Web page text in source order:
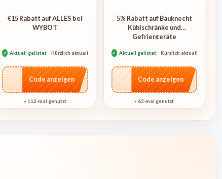
€15 Rabatt auf ALLES bei
WYBOT
✓ Aktuell gelistet Kürzlich aktualisiert
…go15
Code anzeigen
● 112-mal genutzt
5% Rabatt auf Bauknecht
Kühlschränke und
Gefriergeräte
✓ Aktuell gelistet Kürzlich aktualisiert
…IAL5
Code anzeigen
● 63-mal genutzt